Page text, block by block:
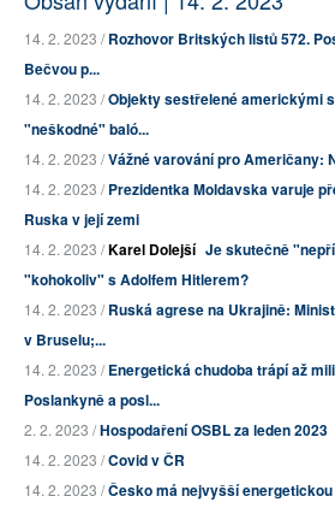
14. 2. 2023 /Rozhovor Britských listů 572.
Bečvou p...
14. 2. 2023 /Objekty sestřelené americkými
"neškodné" baló...
14. 2. 2023 /Vážné varování pro Američany:
14. 2. 2023 /Prezidentka Moldavska varuje
Ruska v její zemi
14. 2. 2023 /Karel Dolejší Je skutečně
"kohokoliv" s Adolfem Hitlerem?
14. 2. 2023 /Ruská agrese na Ukrajině:
v Bruselu;...
14. 2. 2023 /Energetická chudoba trápí až
Poslankyně a posl...
2. 2. 2023 /Hospodaření OSBL za leden 2023
14. 2. 2023 /Covid v ČR
14. 2. 2023 /Česko má nejvyšší